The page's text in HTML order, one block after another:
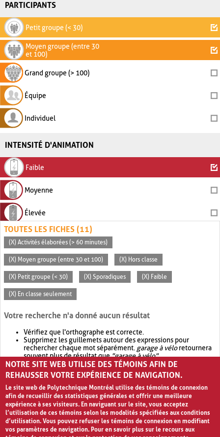
PARTICIPANTS
Petit groupe (< 30)
Moyen groupe (entre 30
et 100)
Grand groupe (> 100)
Équipe
Individuel
INTENSITÉ D'ANIMATION
Faible
Moyenne
Élevée
TOUTES LES FICHES (11)
(X) Activités élaborées (> 60 minutes)
(X) Moyen groupe (entre 30 et 100) (X) Hors classe
(X) Petit groupe (< 30) (X) Sporadiques (X) Faible
(X) En classe seulement
Votre recherche n'a donné aucun résultat
Vérifiez que l'orthographe est correcte.
Supprimez les guillemets autour des expressions pour
rechercher chaque mot séparément. garage à véloretournera
souvent plus de résultat que"garage à vélo".
Envisagez d'élargir votre recherche avec OR.garage OR vélo
retournera souvent plus de résultat quegarage à vélo
NOTRE SITE WEB UTILISE DES TÉMOINS AFIN DE
REHAUSSER VOTRE EXPÉRIENCE DE NAVIGATION.
Le site web de Polytechnique Montréal utilise des témoins de connexion
afin de recueillir des statistiques générales et offrir une meilleure
expérience à ses visiteurs. En naviguant sur le site, vous acceptez
l’utilisation de ces témoins selon les modalités spécifiées aux conditions
d’utilisation. Vous pouvez refuser les témoins de connexion en modifiant
vos paramètres de navigation. Pour en savoir plus sur le recours aux